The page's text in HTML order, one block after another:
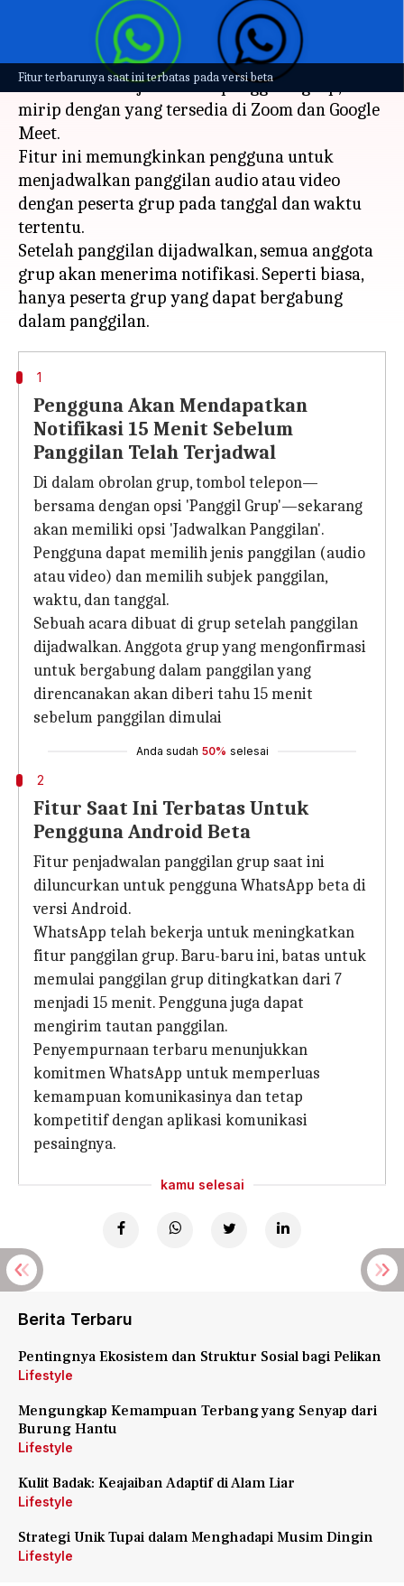
Fitur terbarunya saat ini terbatas pada versi beta
Apa ceritanya
WhatsApp saat ini memungkinkan pengguna
beta untuk menjadwalkan panggilan grup,
mirip dengan yang tersedia di Zoom dan Google
Meet.
Fitur ini memungkinkan pengguna untuk
menjadwalkan panggilan audio atau video
dengan peserta grup pada tanggal dan waktu
tertentu.
Setelah panggilan dijadwalkan, semua anggota
grup akan menerima notifikasi. Seperti biasa,
hanya peserta grup yang dapat bergabung
1
Pengguna Akan Mendapatkan
Notifikasi 15 Menit Sebelum
Panggilan Telah Terjadwal
Di dalam obrolan grup, tombol telepon—
bersama dengan opsi 'Panggil Grup'—sekarang
akan memiliki opsi 'Jadwalkan Panggilan'.
Pengguna dapat memilih jenis panggilan (audio
atau video) dan memilih subjek panggilan,
waktu, dan tanggal.
Sebuah acara dibuat di grup setelah panggilan
dijadwalkan. Anggota grup yang mengonfirmasi
untuk bergabung dalam panggilan yang
direncanakan akan diberi tahu 15 menit
sebelum panggilan dimulai
Anda sudah 50% selesai
2
Fitur Saat Ini Terbatas Untuk
Pengguna Android Beta
Fitur penjadwalan panggilan grup saat ini
diluncurkan untuk pengguna WhatsApp beta di
versi Android.
WhatsApp telah bekerja untuk meningkatkan
fitur panggilan grup. Baru-baru ini, batas untuk
memulai panggilan grup ditingkatkan dari 7
menjadi 15 menit. Pengguna juga dapat
mengirim tautan panggilan.
Penyempurnaan terbaru menunjukkan
komitmen WhatsApp untuk memperluas
kemampuan komunikasinya dan tetap
kompetitif dengan aplikasi komunikasi
pesaingnya.
kamu selesai
Berita Terbaru
Pentingnya Ekosistem dan Struktur Sosial bagi Pelikan
Lifestyle
Mengungkap Kemampuan Terbang yang Senyap dari
Burung Hantu
Lifestyle
Kulit Badak: Keajaiban Adaptif di Alam Liar
Lifestyle
Strategi Unik Tupai dalam Menghadapi Musim Dingin
Lifestyle